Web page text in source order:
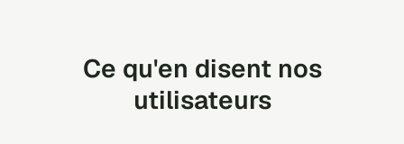
Ce qu'en disent nos
utilisateurs